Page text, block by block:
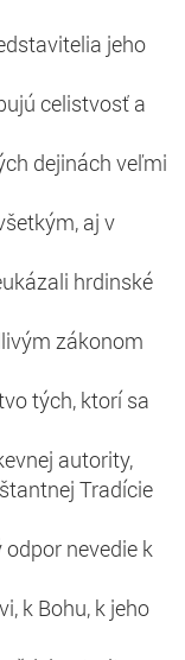
jeho
celistvosť a
dejinách veľmi
aj v
hrdinské
zákonom
tých, ktorí sa
autority,
Tradície
nevedie k
k Bohu, k jeho